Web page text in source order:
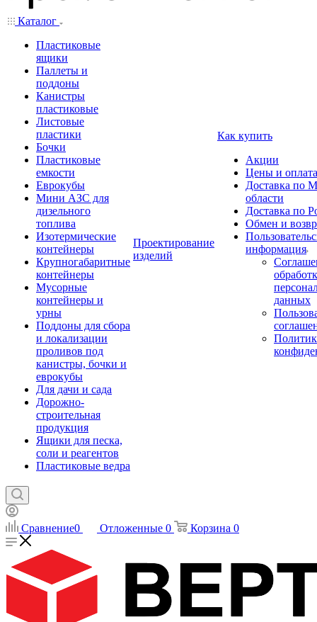
Каталог
Пластиковые
ящики
Паллеты и
поддоны
Канистры
пластиковые
Листовые
пластики
Бочки
Пластиковые
емкости
Еврокубы
Мини АЗС для
дизельного
топлива
Изотермические
контейнеры
Крупногабаритные
контейнеры
Мусорные
контейнеры и
урны
Поддоны для сбора
и локализации
проливов под
канистры, бочки и
еврокубы
Для дачи и сада
Дорожно-
строительная
продукция
Ящики для песка,
соли и реагентов
Пластиковые ведра
Проектирование
изделий
Как купить
Акции
Цены и оплата
Доставка по
области
Доставка по
Обмен и
информация
данных
Сравнение0 Отложенные 0 Корзина 0